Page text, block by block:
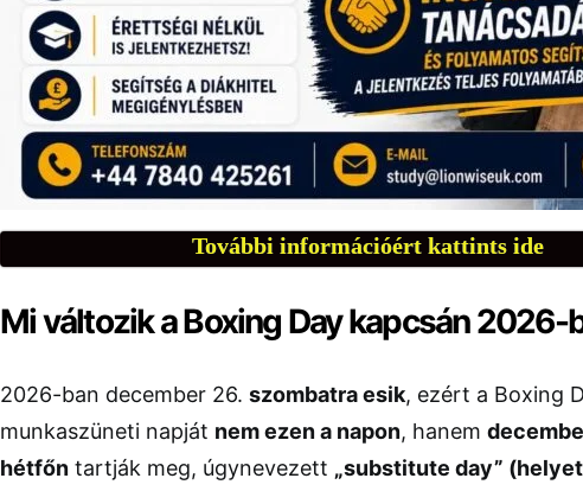
További információért kattints ide
Mi változik a Boxing Day kapcsán 2026-
2026-ban december 26. szombatra esik, ezért a Boxing
munkaszüneti napját nem ezen a napon, hanem
hétfőn tartják meg, úgynevezett „substitute day”